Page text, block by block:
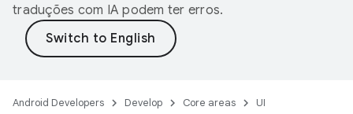
traduções com IA podem ter erros.
Android Developers Develop Core areas
UI